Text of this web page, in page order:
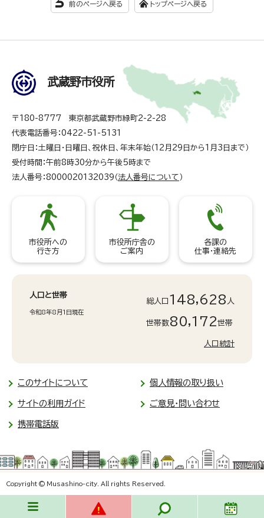
前のページへ戻る トップページへ戻る
武蔵野市役所
〒180-8777 東京都武蔵野市緑町2-2-28
代表電話番号：0422-51-5131
閉庁日：土曜日・日曜日、祝休日、年末年始（12月29日から1月3日まで）
受付時間：午前8時30分から午後5時まで
法人番号：8000020132039（ 法人番号について ）
市役所への
行き方
市役所庁舎の
ご案内
各課の
仕事・連絡先
人口と世帯
令和8年8月1日現在
総人口 148,628 人
世帯数80,172世帯
人口統計
このサイトについて 個人情報の取り扱い
サイトの利用ガイド ご意見・問い合わせ
携帯電話版
Copyright © Musashino-city. All rights Reserved.